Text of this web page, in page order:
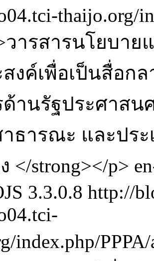
thaijo.org/
วารสารนโยบา
งค์เพื่อเป็นสื่อก
านรัฐประศาส
ธารณะ และปร
</strong></p>
3.3.0.8 http://
index.php/